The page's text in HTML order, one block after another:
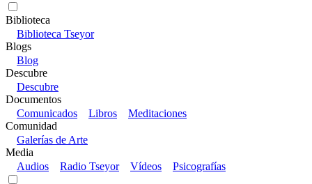
Biblioteca
Biblioteca Tseyor
Blogs
Blog
Descubre
Descubre
Documentos
Comunicados
Libros
Meditaciones
Comunidad
Galerías de Arte
Media
Audios
Radio Tseyor Vídeos Psicografías